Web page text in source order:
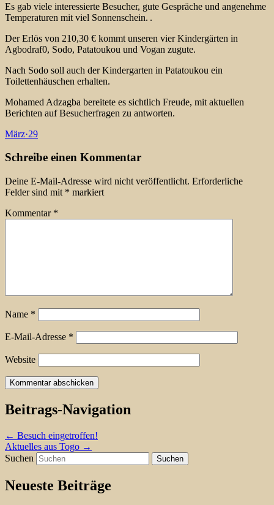
Es gab viele interessierte Besucher, gute Gespräche und angenehme
Temperaturen mit viel Sonnenschein. .
Der Erlös von 210,30 € kommt unseren vier Kindergärten in
Agbodraf0, Sodo, Patatoukou und Vogan zugute.
Nach Sodo soll auch der Kindergarten in Patatoukou ein
Toilettenhäuschen erhalten.
Mohamed Adzagba bereitete es sichtlich Freude, mit aktuellen
Berichten auf Besucherfragen zu antworten.
März·29
Schreibe einen Kommentar
Deine E-Mail-Adresse wird nicht veröffentlicht. Erforderliche
Felder sind mit * markiert
Kommentar *
Name *
E-Mail-Adresse *
Website
Beitrags-Navigation
← Besuch eingetroffen!
Aktuelles aus Togo →
Suchen
Neueste Beiträge